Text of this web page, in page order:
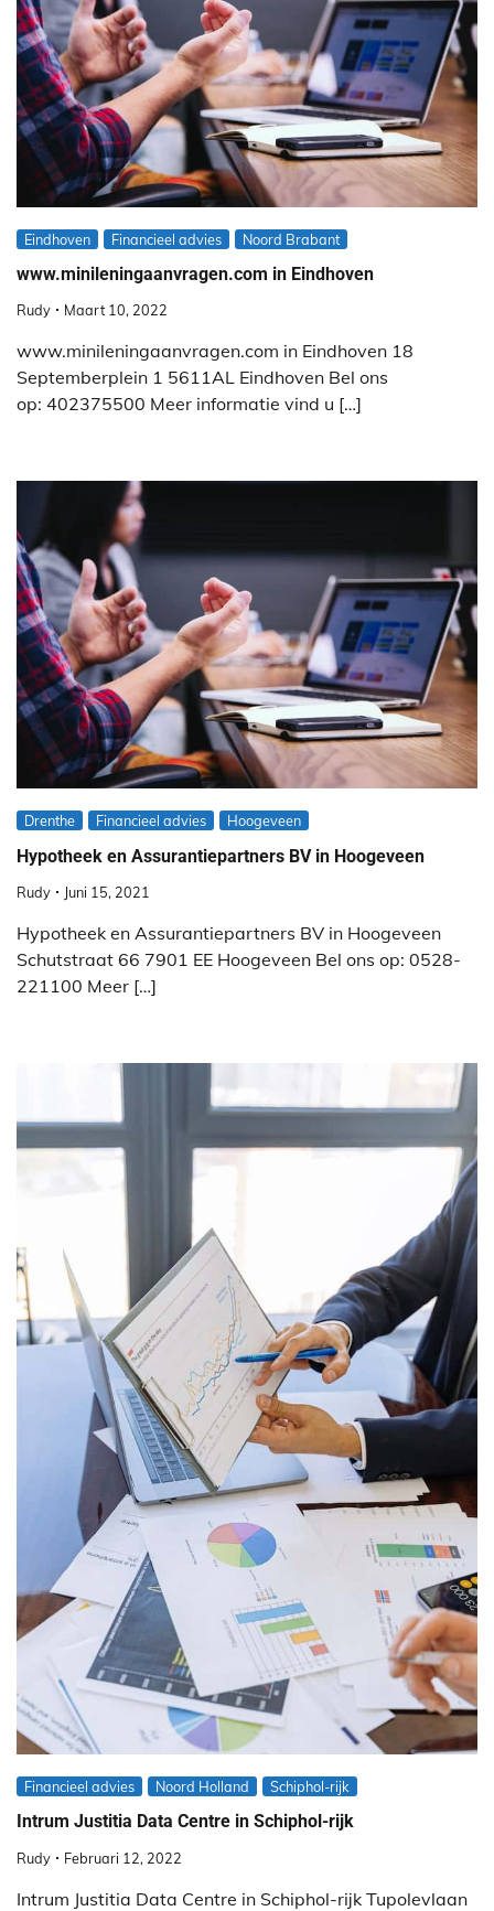
Eindhoven Financieel advies Noord Brabant
www.minileningaanvragen.com in Eindhoven
Rudy Maart 10, 2022
www.minileningaanvragen.com in Eindhoven 18
Septemberplein 1 5611AL Eindhoven Bel ons
op: 402375500 Meer informatie vind u […]
Drenthe Financieel advies Hoogeveen
Hypotheek en Assurantiepartners BV in Hoogeveen
Rudy Juni 15, 2021
Hypotheek en Assurantiepartners BV in Hoogeveen
Schutstraat 66 7901 EE Hoogeveen Bel ons op: 0528-
221100 Meer […]
Financieel advies Noord Holland Schiphol-rijk
Intrum Justitia Data Centre in Schiphol-rijk
Rudy Februari 12, 2022
Intrum Justitia Data Centre in Schiphol-rijk Tupolevlaan